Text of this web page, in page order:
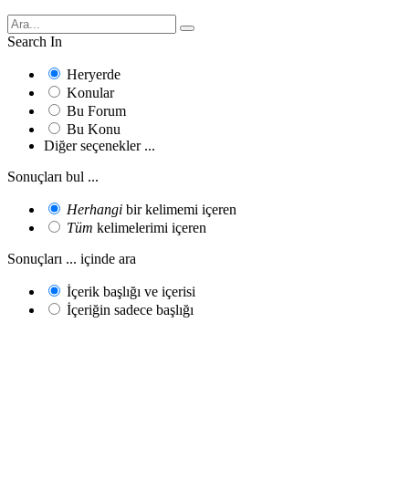
Search In
Heryerde
Konular
Bu Forum
Bu Konu
Diğer seçenekler ...
Sonuçları bul ...
Herhangi bir kelimemi içeren
Tüm kelimelerimi içeren
Sonuçları ... içinde ara
İçerik başlığı ve içerisi
İçeriğin sadece başlığı